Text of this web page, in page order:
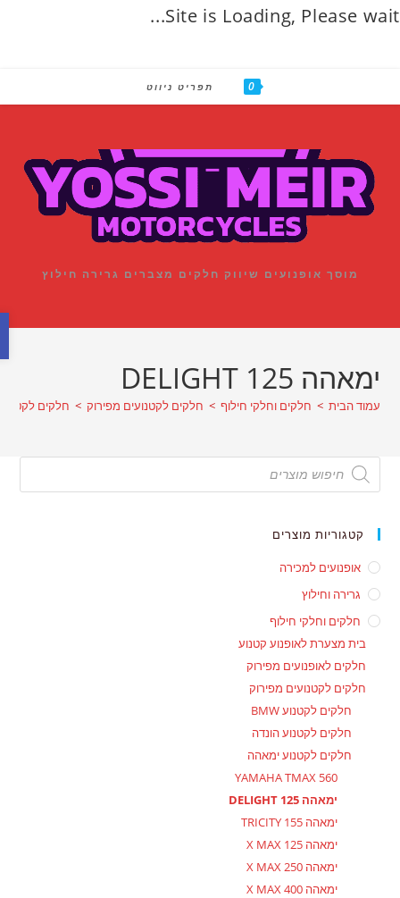
Site is Loading, Please
תפריט ניווט
מוסך אופנועים שיווק חלקים מצברים גרירה חילוץ
ימאהה DELIGHT 125
עמוד הבית > חלקים וחלקי חילוף > חלקים לקטנועים מפירוק > חלקים לקטנוע
Products
search
קטגוריות מוצרים
אופנועים למכירה
גרירה וחילוץ
חלקים וחלקי חילוף
בית מצערת לאופנוע קטנוע
חלקים לאופנועים מפירוק
חלקים לקטנועים מפירוק
חלקים לקטנוע BMW
חלקים לקטנוע הונדה
חלקים לקטנוע ימאהה
YAMAHA TMAX 560
ימאהה DELIGHT 125
ימאהה TRICITY 155
ימאהה X MAX 125
ימאהה X MAX 250
ימאהה X MAX 400
פתח סרגל נגישות